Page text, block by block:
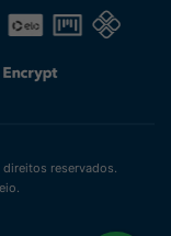
reservados.